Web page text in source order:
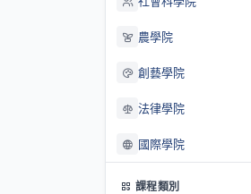
農學院
創藝學院
法律學院
國際學院
課程類別